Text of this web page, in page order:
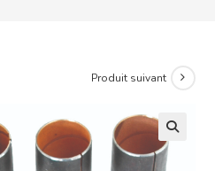
Produit suivant